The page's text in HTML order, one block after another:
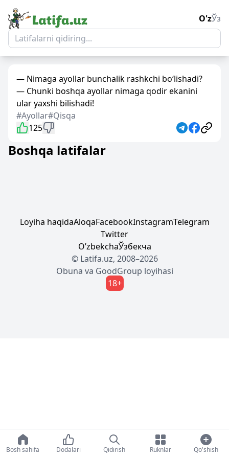
O'zЎз
— Nimaga ayollar bunchalik rashkchi bo‘lishadi?
— Chunki boshqa ayollar nimaga qodir ekanini
ular yaxshi bilishadi!
#Ayollar#Qisqa
125
Boshqa latifalar
Loyiha haqidaAloqaFacebookInstagramTelegram
Twitter
OʼzbekchaЎзбекча
© Latifa.uz, 2008–2026
Obuna va GoodGroup loyihasi
18+
Bosh sahifa Dodalari Qidirish Ruknlar Qo'shish